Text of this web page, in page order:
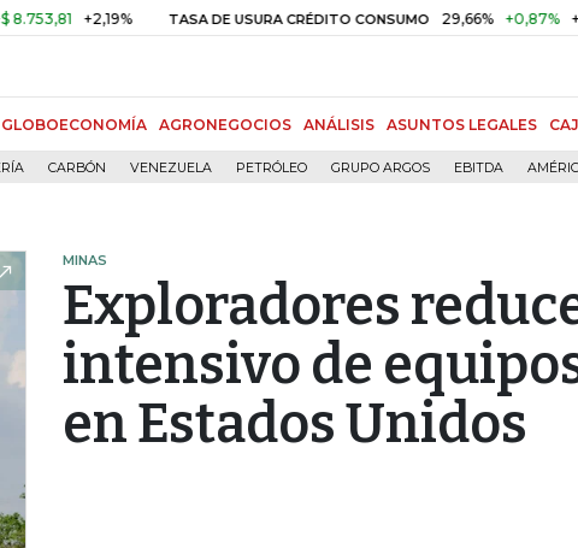
+2,19% TASA DE USURA CRÉDITO CONSUMO 29,66% +0,87% +3,02%
GLOBOECONOMÍA AGRONEGOCIOS ANÁLISIS ASUNTOS LEGALES
CARBÓN VENEZUELA PETRÓLEO GRUPO ARGOS EBITDA
MINAS
Exploradores
intensivo de
en Estados Unidos